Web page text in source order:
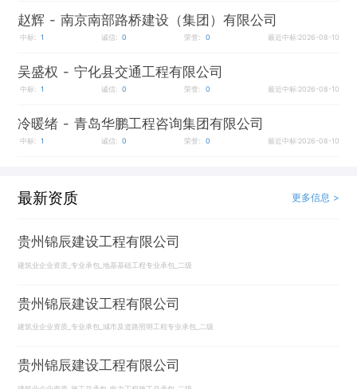
赵辉 - 南京南部路桥建设（集团）有限公司
中标: 1 诚信: 0 荣誉: 0 最近中标:2026-08-10
吴盛权 - 宁化县交通工程有限公司
中标: 1 诚信: 0 荣誉: 0 最近中标:2026-08-10
冷暖绪 - 青岛华鹏工程咨询集团有限公司
中标: 1 诚信: 0 荣誉: 0 最近中标:2026-08-10
最新资质 更多信息 >
贵州锦辰建设工程有限公司
建筑业企业资质_专业承包_地基基础工程专业承包_二级
贵州锦辰建设工程有限公司
建筑业企业资质_专业承包_城市及道路照明工程专业承包_二级
贵州锦辰建设工程有限公司